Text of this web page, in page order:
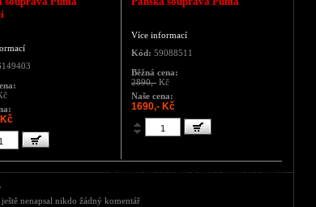
Více informací
Kód: 59088511
Běžná cena:
2890,- Kč
Naše cena:
1690,- Kč
Komentáře ke zboží Pánská souprava Puma
nenapsal nikdo žádný komentář